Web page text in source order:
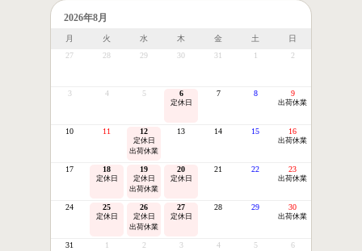
2026年8月
月 火 水 木 金 土
日
27
28 29 30 31 1 2
3 4 5 6
定休日
7 8 9
出荷休業
10 11 12
定休日
出荷休業
13 14 15 16
出荷休業
17 18
定休日
19
定休日
出荷休業
20
定休日
21 22 23
出荷休業
24 25
定休日
26
定休日
出荷休業
27
定休日
28 29 30
出荷休業
31 1 2 3 4 5 6